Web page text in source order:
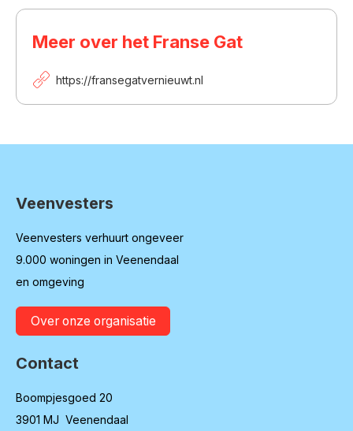
Meer over het Franse Gat
https://fransegatvernieuwt.nl
Contactinformatie
Veenvesters
Veenvesters verhuurt ongeveer
9.000 woningen in Veenendaal
en omgeving
Over onze organisatie
Contact
Boompjesgoed 20
3901 MJ Veenendaal